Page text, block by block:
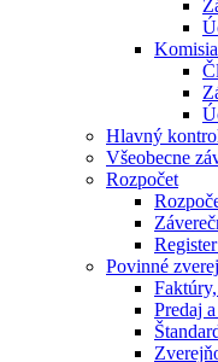
Hlavný
Všeobecne
Rozpočet
Povinné
Predaj